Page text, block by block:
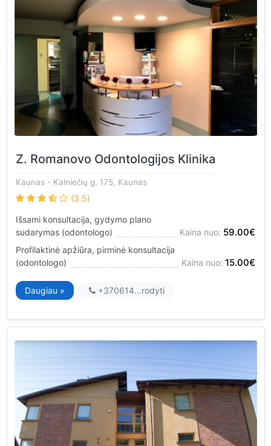
Z. Romanovo Odontologijos Klinika
Kaunas - Kalniečių g. 175, Kaunas
(3.5)
Išsami konsultacija, gydymo plano
sudarymas (odontologo)
Kaina nuo: 59.00€
Profilaktinė apžiūra, pirminė konsultacija
(odontologo)
Kaina nuo: 15.00€
Daugiau » +370614...rodyti